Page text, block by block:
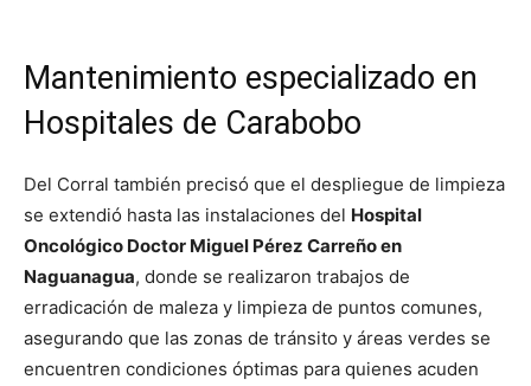
Mantenimiento especializado en
Hospitales de Carabobo
Del Corral también precisó que el despliegue de limpieza
se extendió hasta las instalaciones del Hospital
Oncológico Doctor Miguel Pérez Carreño en
Naguanagua, donde se realizaron trabajos de
erradicación de maleza y limpieza de puntos comunes,
asegurando que las zonas de tránsito y áreas verdes se
encuentren condiciones óptimas para quienes acuden